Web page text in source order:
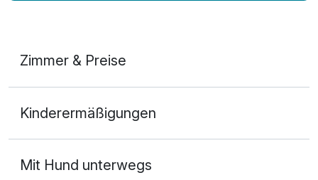
Zimmer & Preise
2 Erwachsene und 1 Kind
Kinderermäßigungen
Mit Hund unterwegs